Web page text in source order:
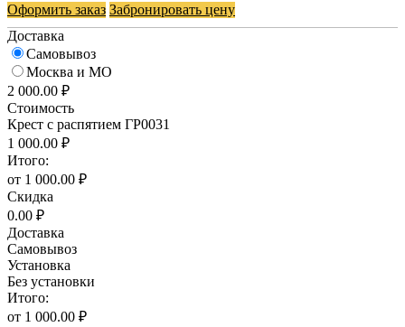
Оформить заказ Забронировать цену
Доставка
Самовывоз
Москва и МО
2 000.00 ₽
Стоимость
Крест с распятием ГР0031
1 000.00 ₽
Итого:
от 1 000.00 ₽
Скидка
0.00 ₽
Доставка
Самовывоз
Установка
Без установки
Итого:
от 1 000.00 ₽